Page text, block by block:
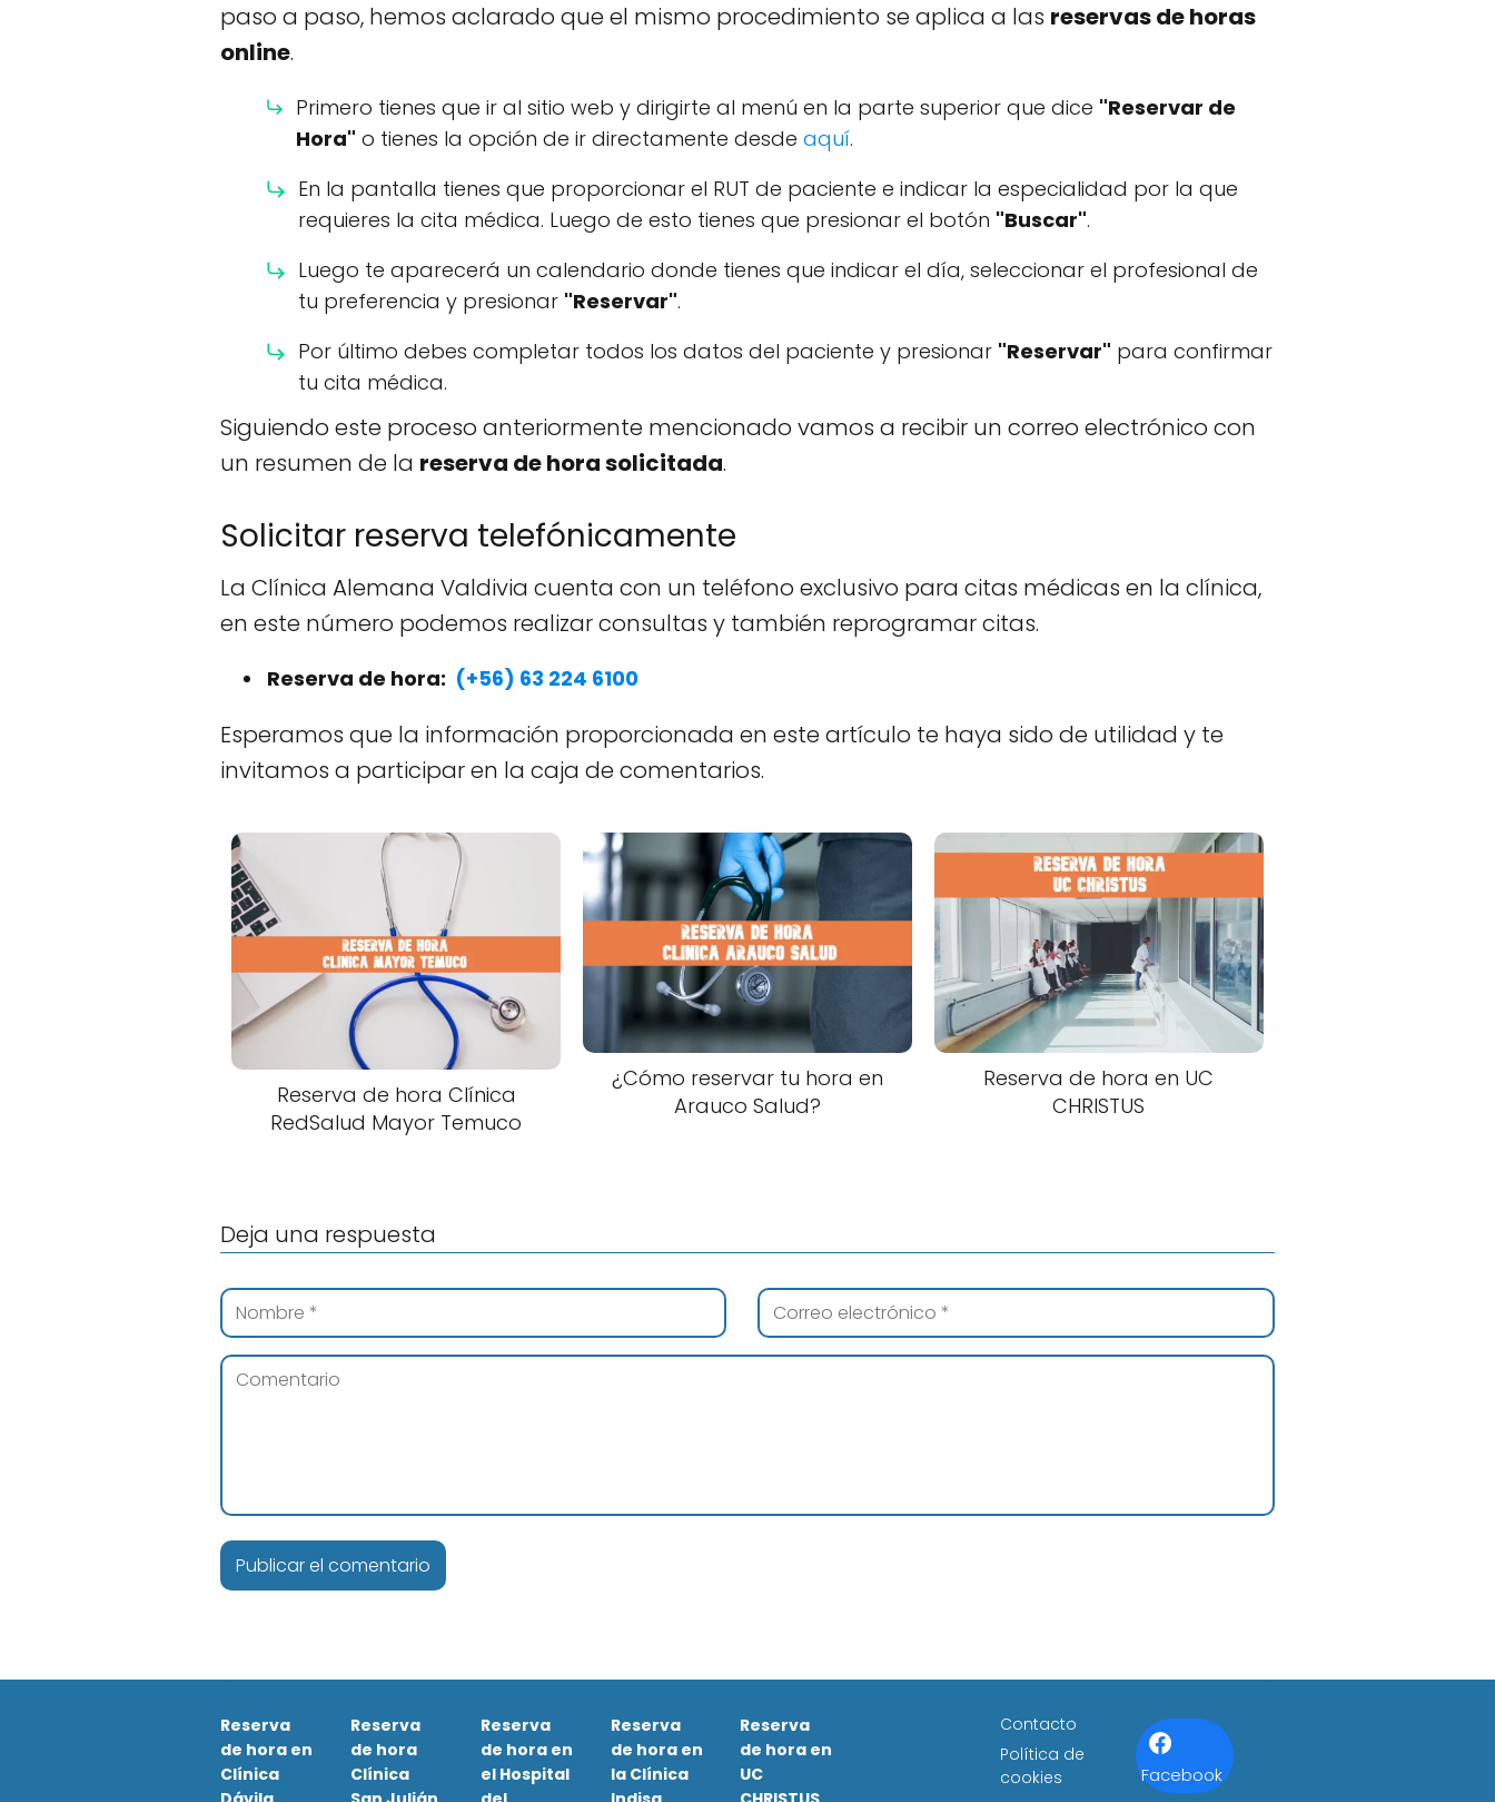
paso a paso, hemos aclarado que el mismo procedimiento se aplica a las reservas de horas
online.
Primero tienes que ir al sitio web y dirigirte al menú en la parte superior que dice "Reservar de
Hora" o tienes la opción de ir directamente desde aquí.
En la pantalla tienes que proporcionar el RUT de paciente e indicar la especialidad por la que
requieres la cita médica. Luego de esto tienes que presionar el botón "Buscar".
Luego te aparecerá un calendario donde tienes que indicar el día, seleccionar el profesional de
tu preferencia y presionar "Reservar".
Por último debes completar todos los datos del paciente y presionar "Reservar" para confirmar
tu cita médica.
Siguiendo este proceso anteriormente mencionado vamos a recibir un correo electrónico con
un resumen de la reserva de hora solicitada.
Solicitar reserva telefónicamente
La Clínica Alemana Valdivia cuenta con un teléfono exclusivo para citas médicas en la clínica,
en este número podemos realizar consultas y también reprogramar citas.
Reserva de hora: (+56) 63 224 6100
Esperamos que la información proporcionada en este artículo te haya sido de utilidad y te
invitamos a participar en la caja de comentarios.
Reserva de hora Clínica
RedSalud Mayor Temuco
¿Cómo reservar tu hora en
Arauco Salud?
Reserva de hora en UC
CHRISTUS
Deja una respuesta
Reserva
de hora en
Clínica
Reserva
de hora
Clínica
Reserva
de hora en
el Hospital
Reserva
de hora en
la Clínica
Reserva
de hora en
UC
Contacto
Política de
cookies
Facebook